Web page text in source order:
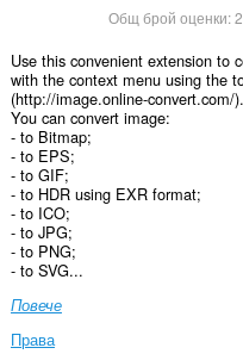
Общ брой оценки:
Use this convenient extension to
with the context menu using the
(http://image.online-convert.com/).
You can convert image:
- to Bitmap;
- to EPS;
- to GIF;
- to HDR using EXR format;
- to ICO;
- to JPG;
- to PNG;
- to SVG...
Повече
Права